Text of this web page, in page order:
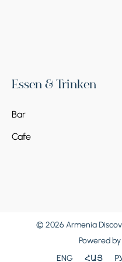
Essen & Trinken
Bar
Cafe
© 2026 Armenia
Powered by
ENG
ՀԱՅ